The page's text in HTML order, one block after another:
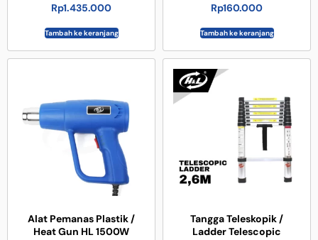
Rp1.435.000
Tambah ke keranjang
Rp160.000
Tambah ke keranjang
Alat Pemanas Plastik /
Heat Gun HL 1500W
Tangga Teleskopik /
Ladder Telescopic